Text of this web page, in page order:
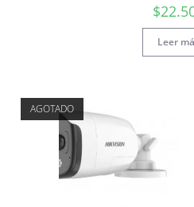
$
Leer
AGOTADO